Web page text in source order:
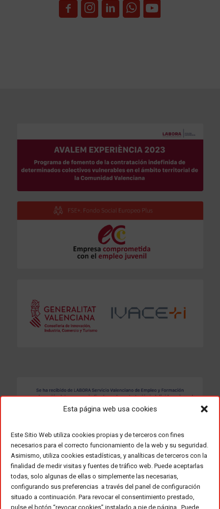
Esta página web usa cookies
Este Sitio Web utiliza cookies propias y de terceros con fines
necesarios para el correcto funcionamiento de la web y su seguridad.
Asimismo, utiliza cookies estadísticas, y analíticas de terceros con la
finalidad de medir visitas y fuentes de tráfico web. Puede aceptarlas
todas, solo algunas de ellas o simplemente las necesarias,
configurando sus preferencias a través del panel de configuración
situado a continuación. Para revocar el consentimiento prestado,
pulse el botón “revocar cookies” instalado a pie de página. Puede